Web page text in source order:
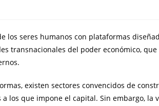
los seres humanos con plataformas
transnacionales del poder económico,
existen sectores convencidos de
los que impone el capital. Sin embargo, la